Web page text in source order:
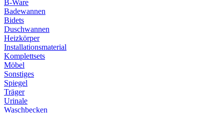
B-Ware
Badewannen
Bidets
Duschwannen
Heizkörper
Installationsmaterial
Komplettsets
Möbel
Sonstiges
Spiegel
Träger
Urinale
Waschbecken